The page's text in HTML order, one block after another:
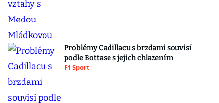
Problémy Cadillacu s brzdami souvisí
podle Bottase s jejich chlazením
F1 Sport